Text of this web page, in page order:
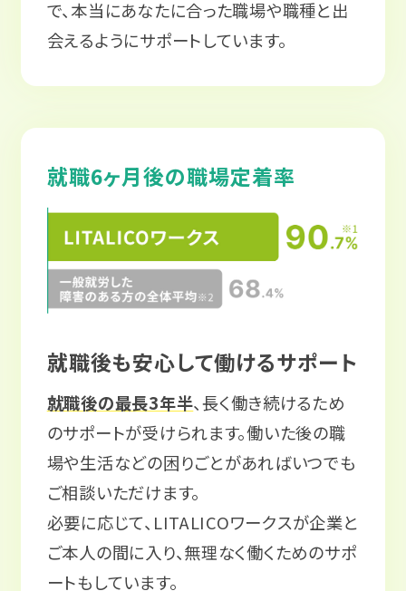
で、本当にあなたに合った職場や職種と出
会えるようにサポートしています。
就職6ヶ月後の職場定着率
就職後も安心して働けるサポート
就職後の最長3年半、長く働き続けるため
のサポートが受けられます。働いた後の職
場や生活などの困りごとがあればいつでも
ご相談いただけます。
必要に応じて、LITALICOワークスが企業と
ご本人の間に入り、無理なく働くためのサポ
ートもしています。